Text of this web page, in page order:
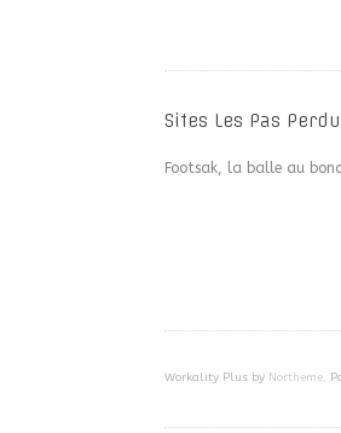
Sites Les Pas
Footsak, la balle au
Workality Plus by Northeme.